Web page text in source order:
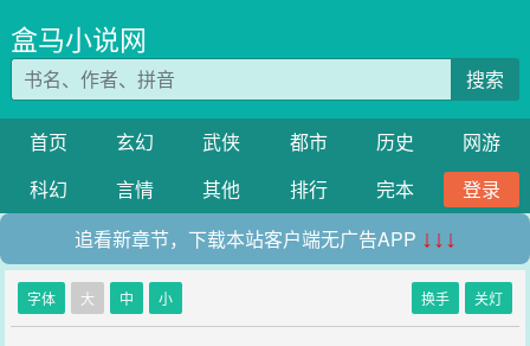
盒马小说网
搜索
首页 玄幻 武侠 都市 历史
网游
科幻
言情 其他 排行 完本
登录
追看新章节，下载本站客户端无广告APP ↓↓↓
字体 大 中 小 换手 关灯